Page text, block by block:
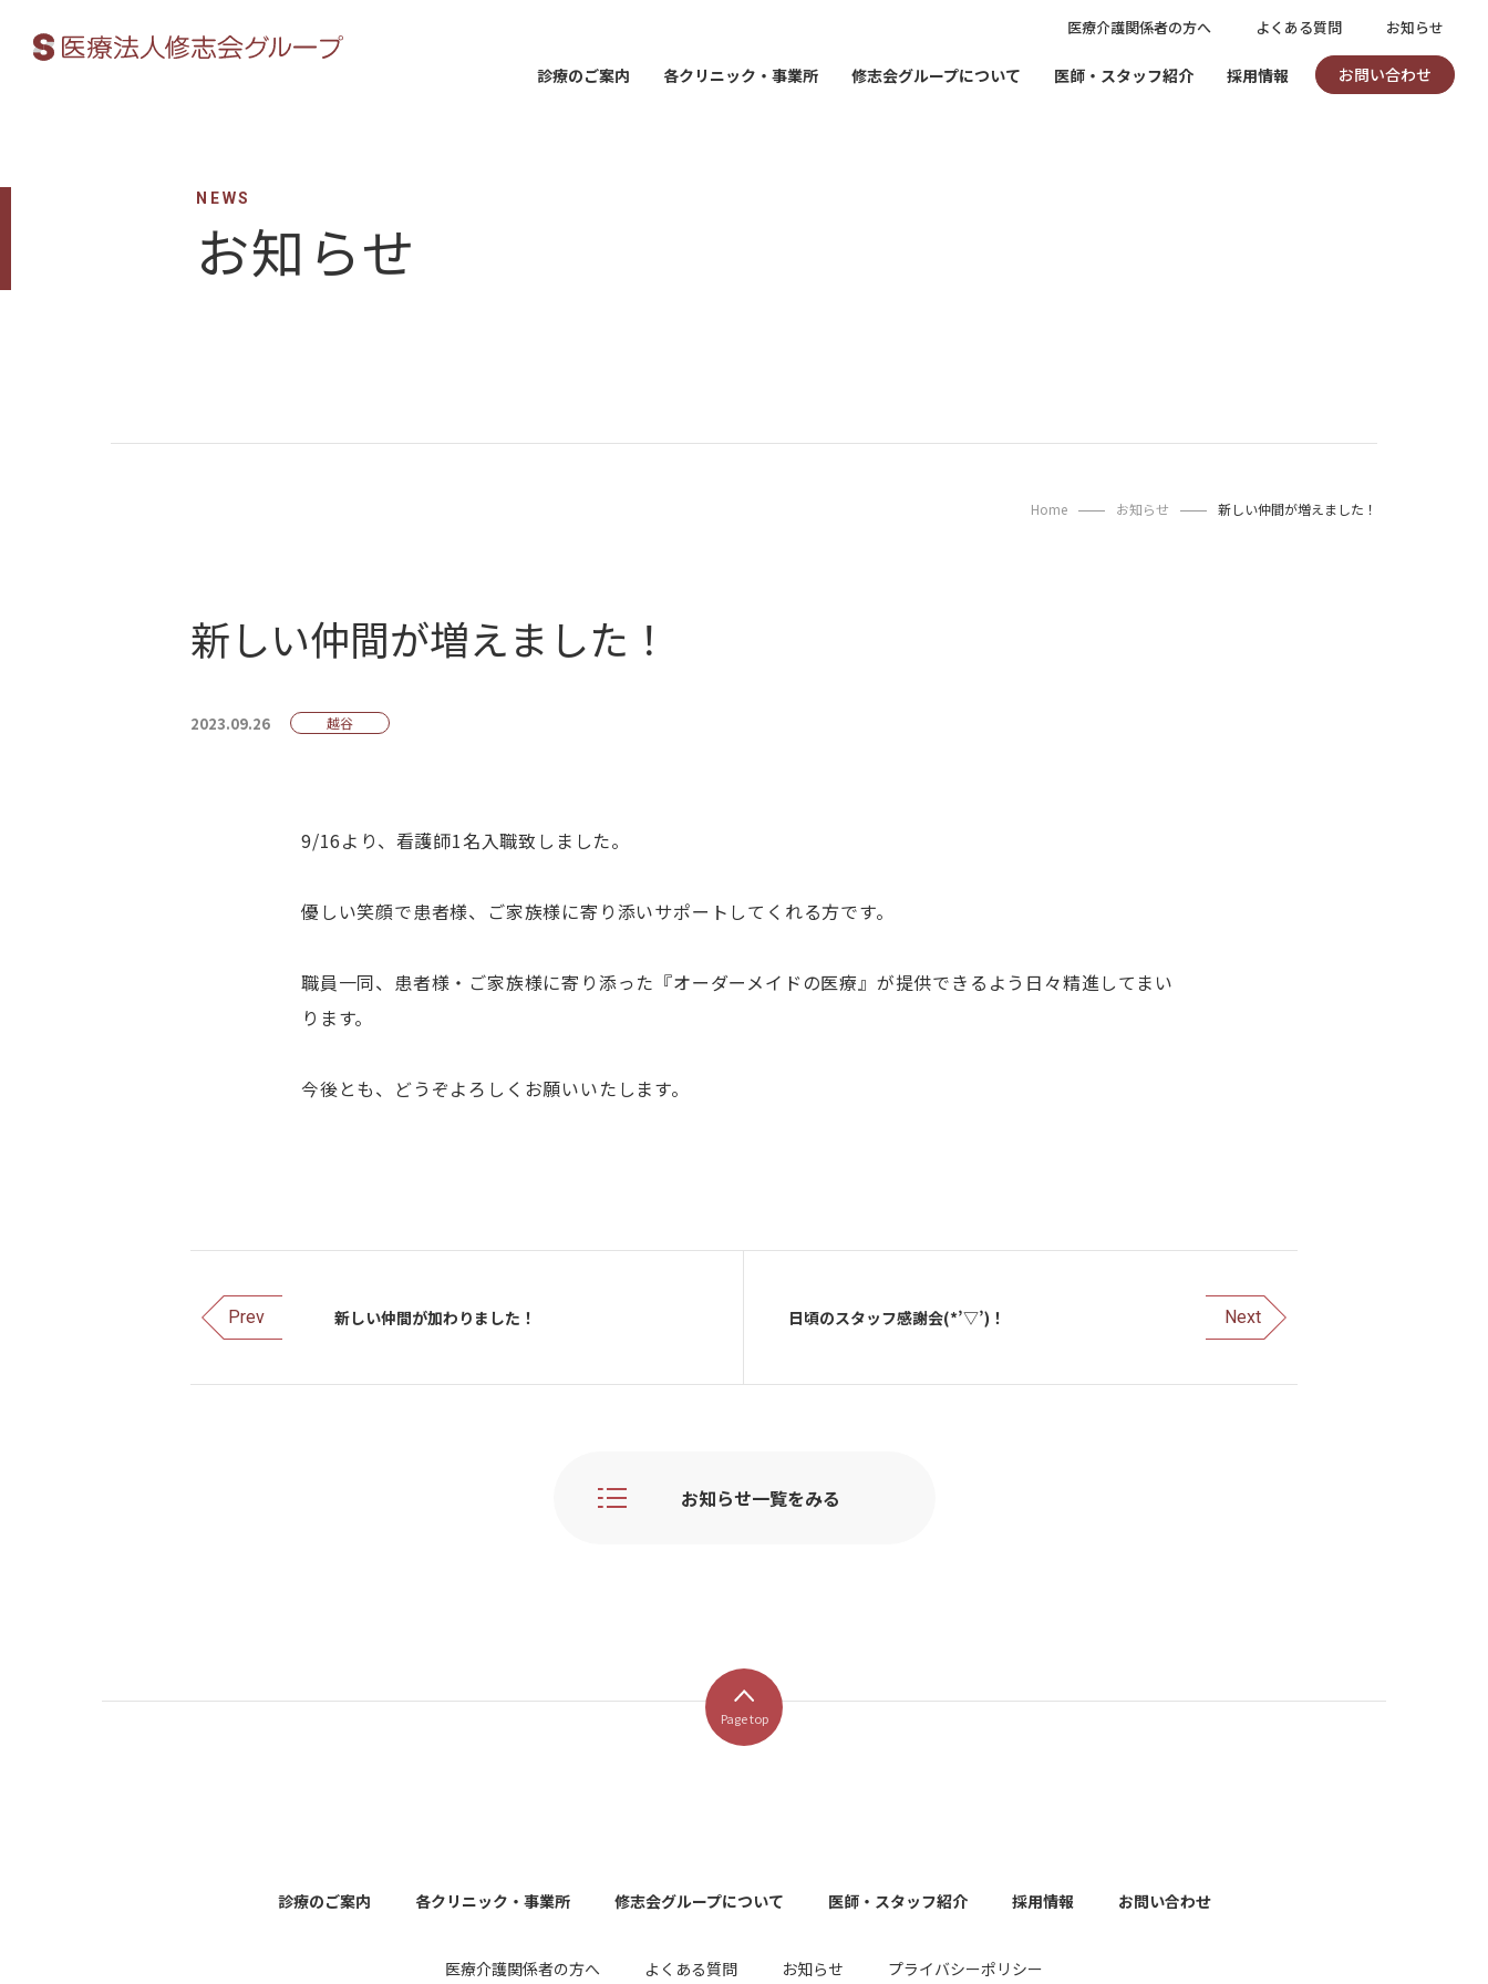
医療介護関係者の方へ よくある質問 お知らせ
診療のご案内 各クリニック・事業所 修志会グループについて 医師・スタッフ紹介 採用情報 お問い合わせ
NEWS
お知らせ
Home お知らせ 新しい仲間が増えました！
新しい仲間が増えました！
2023.09.26 越谷
9/16より、看護師1名入職致しました。
優しい笑顔で患者様、ご家族様に寄り添いサポートしてくれる方です。
職員一同、患者様・ご家族様に寄り添った『オーダーメイドの医療』が提供できるよう日々精進してまい
ります。
今後とも、どうぞよろしくお願いいたします。
Prev 新しい仲間が加わりました！ Next
日頃のスタッフ感謝会(*’▽’)！
お知らせ一覧をみる
Page top
診療のご案内 各クリニック・事業所 修志会グループについて 医師・スタッフ紹介 採用情報 お問い合わせ
医療介護関係者の方へ よくある質問 お知らせ プライバシーポリシー